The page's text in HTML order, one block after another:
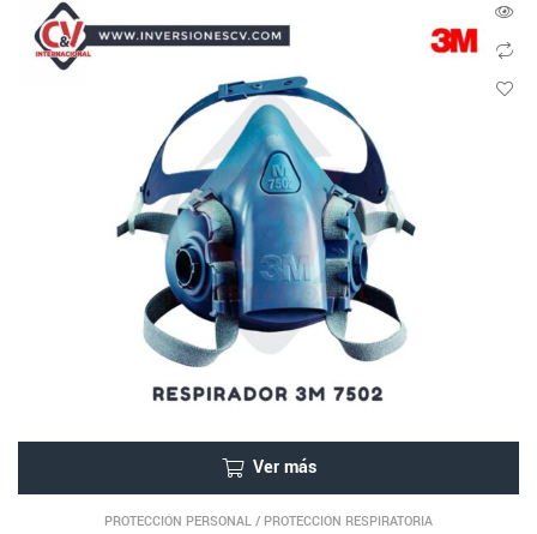
Ver más
PROTECCIÓN PERSONAL / PROTECCIÓN RESPIRATORIA